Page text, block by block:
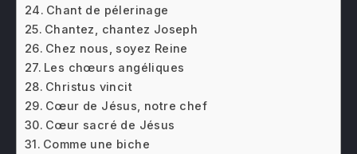
Chant de pélerinage
Chantez, chantez Joseph
Chez nous, soyez Reine
Les chœurs angéliques
Christus vincit
Cœur de Jésus, notre chef
Cœur sacré de Jésus
Comme une biche